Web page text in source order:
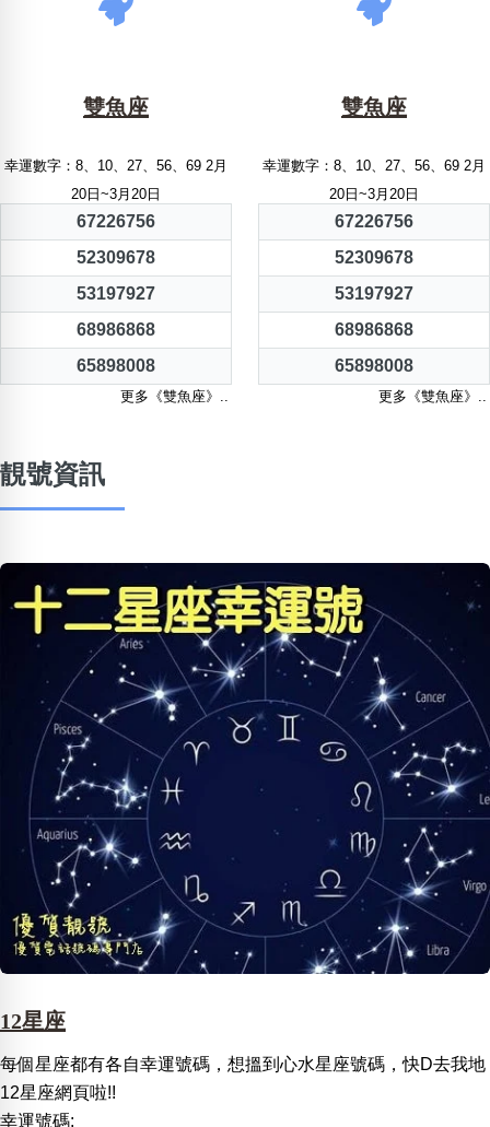
雙魚座
幸運數字：8、10、27、56、69 2月
20日~3月20日
67226756
52309678
53197927
68986868
65898008
更多《雙魚座》..
雙魚座
幸運數字：8、10、27、56、69 2月
20日~3月20日
67226756
52309678
53197927
68986868
65898008
更多《雙魚座》..
靚號資訊
12星座
每個星座都有各自幸運號碼，想搵到心水星座號碼，快D去我地
12星座網頁啦!!
幸運號碼: